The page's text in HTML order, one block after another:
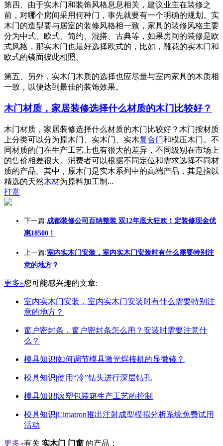
第四、由于实木门和装饰风格息息相关，建议业主在装修之
前，对哪个房间采用何种门，事先就要有一个明确的规划。实
木门的造型要与居室的装修风格相一致，家具的装修风格主要
分为中式、欧式、简约、混搭、古典等，如果房间的装修是欧
式风格，那实木门也最好选择欧式的，比如，雕花的实木门和
欧式的镜面彼此相照。
第五、另外，实木门木质的选择也应尽量与室内家具的木质相
一致，以便达到最佳的装饰效果。
木门材质，家居装修选择什么材质的木门比较好？
木门材质，家居装修选择什么材质的木门比较好？木门按材质
上分类可以分为原木门、实木门、实木复合门和模压木门。不
同材质的门在生产工艺上也有很大的差异，不同级别在市场上
的售价相差很大。消费者可以根据不同定位和需求选择不同材
质的产品。其中，原木门是实木系列中的高端产品，其是指以
精选的天然木材为原料加工制...
打赏
下一篇:成都装修公司百纳整装 双12年底大狂欢！定装修现金优
惠18500！
上一篇:室内实木门安装，室内实木门安装时有什么需要特别注
意的地方？
更多»您可能感兴趣的文章:
室内实木门安装，室内实木门安装时有什么需要特别注
意的地方？
窗户密封条，窗户密封条怎么用？安装时需要注意什
么？
模具知识|如何调节模具激光焊接机的显微镜？
模具知识|使用“冷”钻头进行深层钻孔
模具知识|滚塑包装箱生产工艺的控制
模具知识|Cimatron推出注射成型模拟分析系统免费试用
活动
更多»有关 实木门 门窗 的产品：